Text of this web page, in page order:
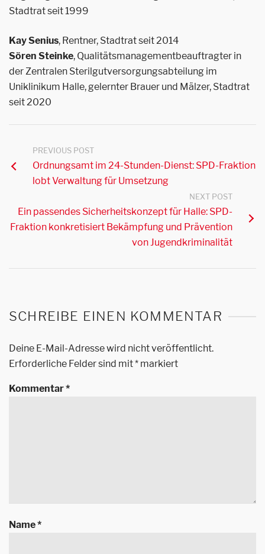
Stadtrat seit 1999
Kay Senius, Rentner, Stadtrat seit 2014
Sören Steinke, Qualitätsmanagementbeauftragter in
der Zentralen Sterilgutversorgungsabteilung im
Uniklinikum Halle, gelernter Brauer und Mälzer, Stadtrat
seit 2020
PREVIOUS POST
Ordnungsamt im 24-Stunden-Dienst: SPD-Fraktion
lobt Verwaltung für Umsetzung
NEXT POST
Ein passendes Sicherheitskonzept für Halle: SPD-
Fraktion konkretisiert Bekämpfung und Prävention
von Jugendkriminalität
SCHREIBE EINEN KOMMENTAR
Deine E-Mail-Adresse wird nicht veröffentlicht.
Erforderliche Felder sind mit* markiert
Kommentar*
Name*